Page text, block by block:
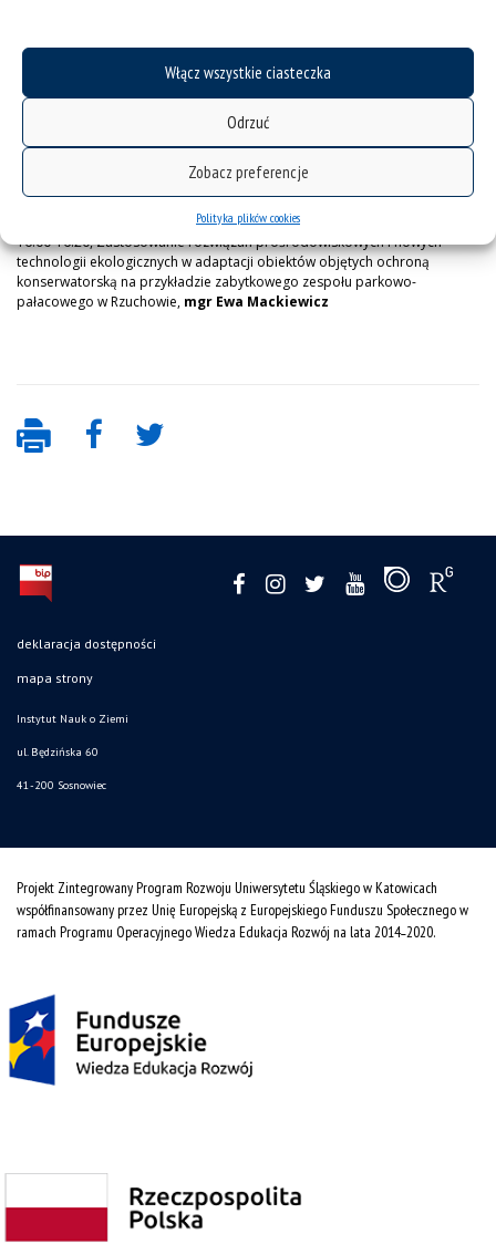
Włącz wszystkie ciasteczka
Odrzuć
Zobacz preferencje
Polityka plików cookies
SEMINARIUM OBSZAROWE „Doktorat wdrożeniowy”
15:00-15:20, Ocena możliwości zwiększenia retencji na wybranym
obszarze w kontekście przeciwdziałania skutkom suszy
ukasz
15:30-15:50, Hietogramy wzorcowe do modelowania miejskich systemów
16:00-16:20, Zastosowanie rozwiązań́ prośrodowiskowych i nowych
technologii ekologicznych w adaptacji obiektów objętych ochroną
konserwatorską na przykładzie zabytkowego zespołu parkowo-
pałacowego w Rzuchowie, mgr Ewa Mackiewicz
deklaracja dostępności
mapa strony
Instytut Nauk o Ziemi
ul. Będzińska 60
41-200 Sosnowiec
Projekt Zintegrowany Program Rozwoju Uniwersytetu Śląskiego w Katowicach
współfinansowany przez Unię Europejską z Europejskiego Funduszu Społecznego w
ramach Programu Operacyjnego Wiedza Edukacja Rozwój na lata 2014˗2020.